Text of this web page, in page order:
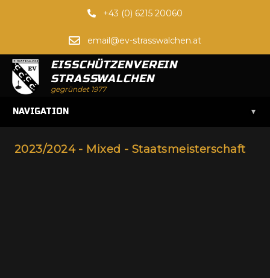
+43 (0) 6215 20060
email@ev-strasswalchen.at
EISSCHÜTZENVEREIN
STRASSWALCHEN
gegründet 1977
NAVIGATION ▾
2023/2024 - Mixed - Staatsmeisterschaft